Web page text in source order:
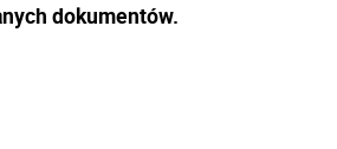
dokumentów.